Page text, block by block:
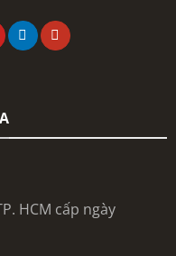
HCM cấp ngày